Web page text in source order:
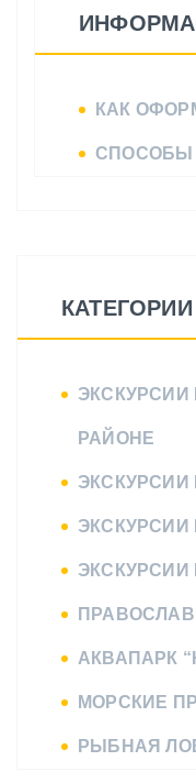
КАК
СПОСОБЫ
КАТЕГОРИИ
ЭКСКУРСИИ
РАЙОНЕ
ЭКСКУРСИИ
ЭКСКУРСИИ
АКВАПАРК
МОРСКИЕ
РЫБНАЯ